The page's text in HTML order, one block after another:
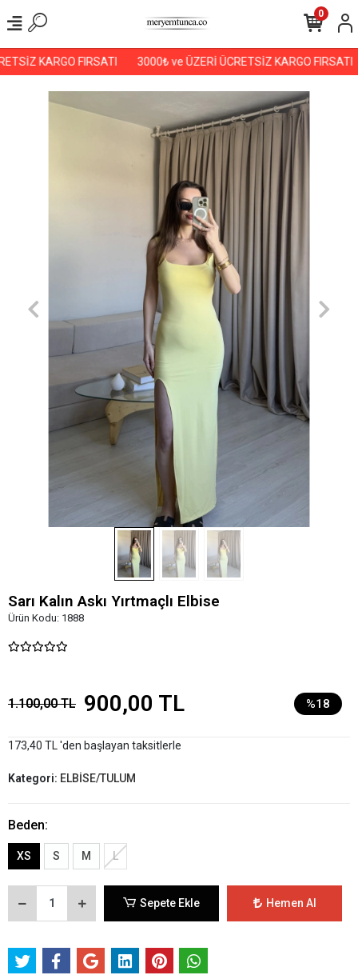
KARGO FIRSATI 3000₺ ve ÜZERİ ÜCRETSİZ KARGO FIRSATI
0
Sarı Kalın Askı Yırtmaçlı Elbise
Ürün Kodu: 1888
1.100,00 TL 900,00 TL %18
173,40 TL 'den başlayan taksitlerle
Kategori: ELBİSE/TULUM
Beden:
XS S M L
Sepete Ekle Hemen Al